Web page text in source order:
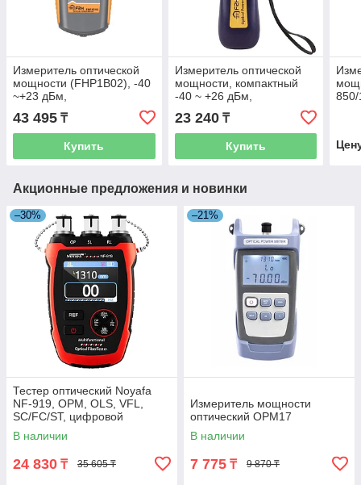
Измеритель оптической
мощности (FHP1B02), -40
~+23 дБм,
850/1300/1310/1490/1550/1625
нм, Grandway
43 495 ₸
Купить
Измеритель оптической
мощности, компактный
-40 ~ +26 дБм,
850/1300/1310/1490/1550/1625
нм Grandway FHP12-B
23 240₸
Купить
Акционные предложения и новинки
–30%
Тестер оптический Noyafa
NF-919, OPM, OLS, VFL,
SC/FC/ST, цифровой
В наличии
24 830 ₸ 35 605 ₸
–21%
Измеритель мощности
оптический OPM17
В наличии
7 775 ₸ 9 870 ₸